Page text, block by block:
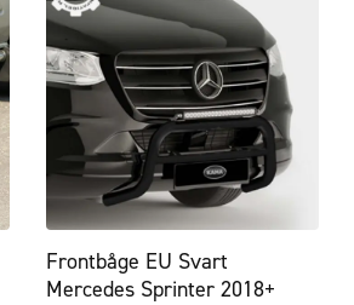
Frontbåge EU Svart
Mercedes Sprinter 2018+